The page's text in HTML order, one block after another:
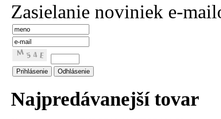
Zasielanie noviniek e-
Najpredávanejší tovar